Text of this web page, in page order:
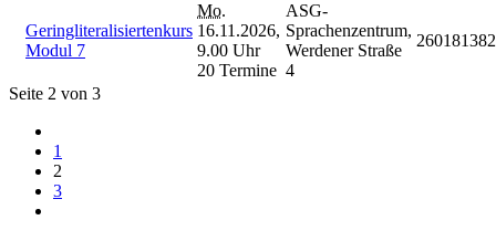
Geringliteralisiertenkurs
Modul 7
Mo.
16.11.2026,
9.00 Uhr
20 Termine
ASG-
Sprachenzentrum,
Werdener Straße
4
Seite 2 von 3
1
2
3